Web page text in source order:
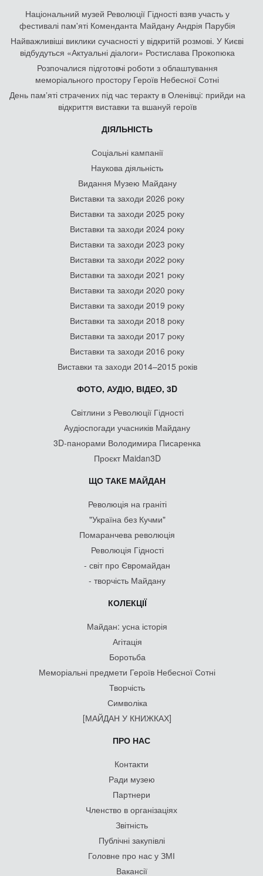
Національний музей Революції Гідності взяв участь у
фестивалі пам'яті Коменданта Майдану Андрія Парубія
Найважливіші виклики сучасності у відкритій розмові. У Києві
відбудуться «Актуальні діалоги» Ростислава Прокопюка
Розпочалися підготовчі роботи з облаштування
меморіального простору Героїв Небесної Сотні
День памʼяті страчених під час теракту в Оленівці: прийди на
відкриття виставки та вшануй героїв
ДІЯЛЬНІСТЬ
Соціальні кампанії
Наукова діяльність
Видання Музею Майдану
Виставки та заходи 2026 року
Виставки та заходи 2025 року
Виставки та заходи 2024 року
Виставки та заходи 2023 року
Виставки та заходи 2022 року
Виставки та заходи 2021 року
Виставки та заходи 2020 року
Виставки та заходи 2019 року
Виставки та заходи 2018 року
Виставки та заходи 2017 року
Виставки та заходи 2016 року
Виставки та заходи 2014–2015 років
ФОТО, АУДІО, ВІДЕО, 3D
Світлини з Революції Гідності
Аудіоспогади учасників Майдану
3D-панорами Володимира Писаренка
Проєкт Maidan3D
ЩО ТАКЕ МАЙДАН
Революція на граніті
"Україна без Кучми"
Помаранчева революція
Революція Гідності
- світ про Євромайдан
- творчість Майдану
КОЛЕКЦІЇ
Майдан: усна історія
Агітація
Боротьба
Меморіальні предмети Героїв Небесної Сотні
Творчість
Символіка
[МАЙДАН У КНИЖКАХ]
ПРО НАС
Контакти
Ради музею
Партнери
Членство в організаціях
Звітність
Публічні закупівлі
Головне про нас у ЗМІ
Вакансії